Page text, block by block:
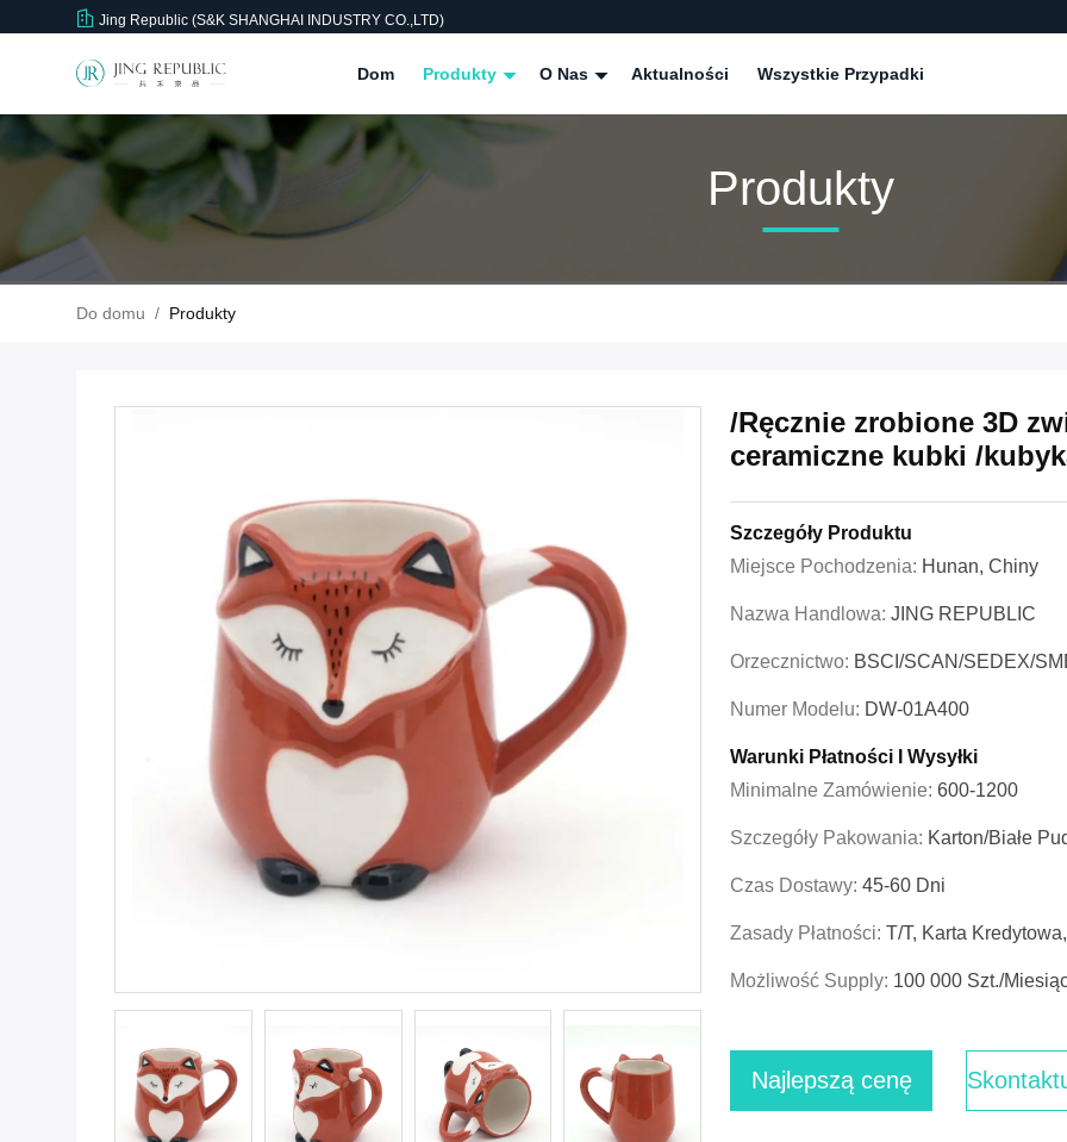
Jing Republic (S&K SHANGHAI INDUSTRY CO.,LTD)
Dom Produkty O Nas Aktualności Wszystkie Przypadki
Produkty
Do domu / Produkty
/Ręcznie zrobione 3D
ceramiczne kubki /
Szczegóły Produktu
Miejsce Pochodzenia: Hunan, Chiny
Nazwa Handlowa: JING REPUBLIC
Orzecznictwo: BSCI/SCAN/SEDEX/
Numer Modelu: DW-01A400
Warunki Płatności I Wysyłki
Minimalne Zamówienie: 600-1200
Szczegóły Pakowania: Karton/białe
Czas Dostawy: 45-60 Dni
Zasady Płatności: T/T, Karta
Możliwość Supply: 100 000 Szt./
Najlepszą cenę